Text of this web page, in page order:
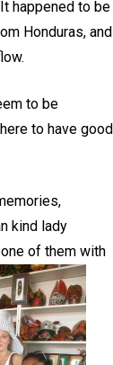
happened to be
Honduras, and
to be
to have good
kind lady
of them with